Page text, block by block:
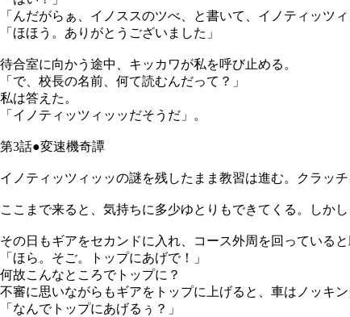
「んだがらぁ、イノススのツべ、と書いて、イノティッツィ
「ほほう。ありがとうございました」
待合室に向かう途中、キッカワが私を呼び止める。
「で、校長の名前、何て読むんだって？」
私は答えた。
「イノティッツィッッだそうだ」。
第3話●変速機奇譚
イノティッツィッッの謎を残したまま教習は進む。クラッ
ここまで来ると、気持ちに多少ゆとりもできてくる。しか
その日もギアをセカンドに入れ、コース外周を回っている
「ほら。そご。トップにあげで！」
何故こんなところでトップに？
不審に思いながらもギアをトップに上げると、車はノッキン
「なんでトップにあげるぅ？」